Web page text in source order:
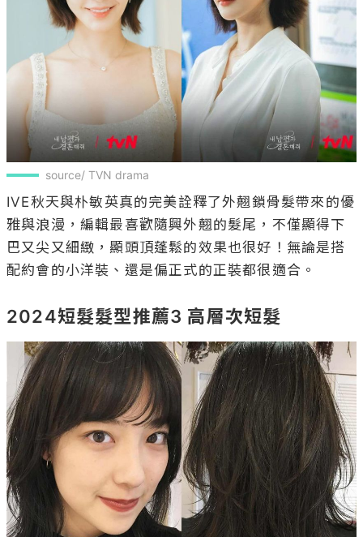
source/ TVN drama
IVE秋天與朴敏英真的完美詮釋了外翹鎖骨髮帶來的優
雅與浪漫，編輯最喜歡隨興外翹的髮尾，不僅顯得下
巴又尖又細緻，顯頭頂蓬鬆的效果也很好！無論是搭
配約會的小洋裝、還是偏正式的正裝都很適合。
2024短髮髮型推薦3 高層次短髮